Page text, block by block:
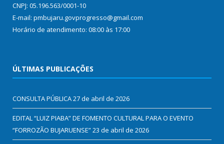
CNPJ: 05.196.563/0001-10
E-mail: pmbujaru.govprogresso@gmail.com
Horário de atendimento: 08:00 às 17:00
ÚLTIMAS PUBLICAÇÕES
CONSULTA PÚBLICA27 de abril de 2026
EDITAL “LUIZ PIABA” DE FOMENTO CULTURAL PARA O EVENTO
“FORROZÃO BUJARUENSE”23 de abril de 2026